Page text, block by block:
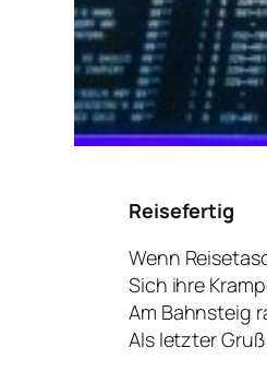
Reisefertig
Wenn
Sich ihre
Am Bahnsteig
Als letzter